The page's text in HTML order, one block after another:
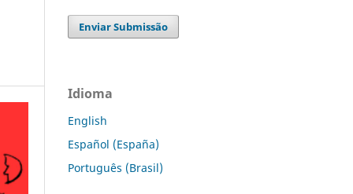
Enviar Submissão
Idioma
English
Español (España)
Português (Brasil)